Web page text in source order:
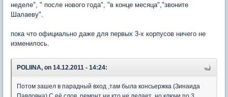
неделе", " после нового года", "в конце месяца","звоните
Шалаеву".
пока что официально даже для первых 3-х корпусов ничего не
изменилось.
POLIINA, on 14.12.2011 - 14:24:
Потом зашел в парадный вход ,там была консьержка (Зинаида